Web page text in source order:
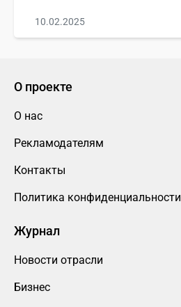
10.02.2025
О проекте
О нас
Рекламодателям
Контакты
Политика конфиденциальности
Журнал
Новости отрасли
Бизнес